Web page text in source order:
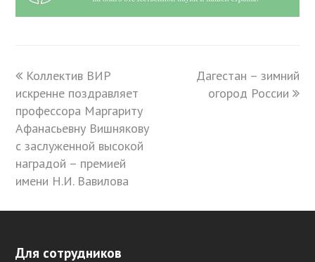
previous
post:
Коллектив ВИР
искренне поздравляет
профессора Маргариту
Афанасьевну Вишнякову
с заслуженной высокой
наградой – премией
имени Н.И. Вавилова
next
post:
Дагестан – зимний
огород России
Для сотрудников